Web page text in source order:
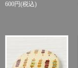
600円(税込)